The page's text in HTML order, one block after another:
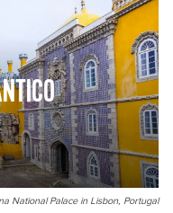
National Palace in Lisbon, Portugal